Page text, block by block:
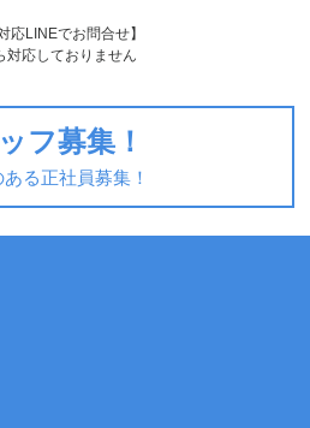
応LINEでお問合せ】
対応しておりません
フ募集！
る正社員募集！